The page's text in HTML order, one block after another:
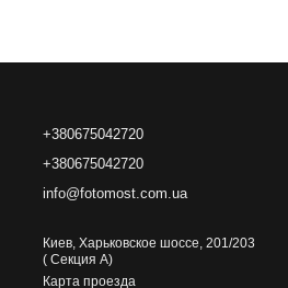
+380675042720
+380675042720
info@fotomost.com.ua
Киев, Харьковское шоссе, 201/203
( Секция А)
Карта проезда